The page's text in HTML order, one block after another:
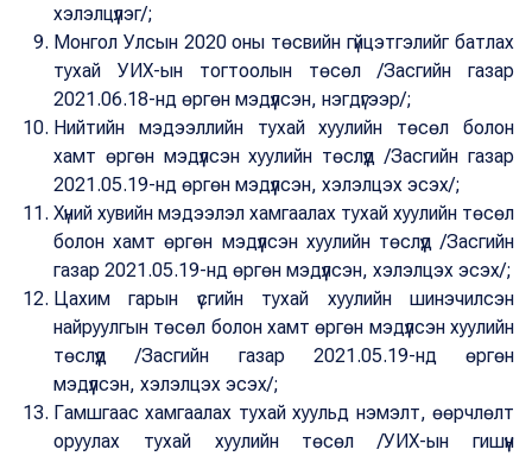
хэлэлцүүлэг/;
Монгол Улсын 2020 оны төсвийн гүйцэтгэлийг батлах
тухай УИХ-ын тогтоолын төсөл /Засгийн газар
2021.06.18-нд өргөн мэдүүлсэн, нэгдүгээр/;
Нийтийн мэдээллийн тухай хуулийн төсөл болон
хамт өргөн мэдүүлсэн хуулийн төслүүд /Засгийн газар
2021.05.19-нд өргөн мэдүүлсэн, хэлэлцэх эсэх/;
Хүний хувийн мэдээлэл хамгаалах тухай хуулийн төсөл
болон хамт өргөн мэдүүлсэн хуулийн төслүүд /Засгийн
газар 2021.05.19-нд өргөн мэдүүлсэн, хэлэлцэх эсэх/;
Цахим гарын үсгийн тухай хуулийн шинэчилсэн
найруулгын төсөл болон хамт өргөн мэдүүлсэн хуулийн
төслүүд /Засгийн газар 2021.05.19-нд өргөн
мэдүүлсэн, хэлэлцэх эсэх/;
Гамшгаас хамгаалах тухай хуульд нэмэлт, өөрчлөлт
оруулах тухай хуулийн төсөл /УИХ-ын гишүүн